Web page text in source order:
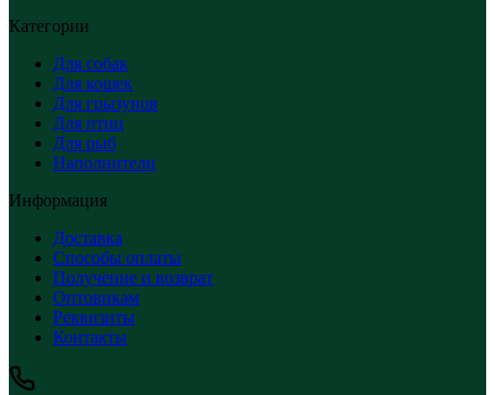
Категории
Для собак
Для кошек
Для грызунов
Для птиц
Для рыб
Наполнители
Информация
Доставка
Способы оплаты
Получение и возврат
Оптовикам
Реквизиты
Контакты